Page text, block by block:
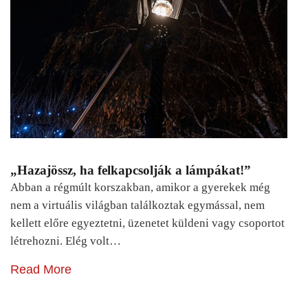
„Hazajössz, ha felkapcsolják a lámpákat!”
Abban a régmúlt korszakban, amikor a gyerekek még
nem a virtuális világban találkoztak egymással, nem
kellett előre egyeztetni, üzenetet küldeni vagy csoportot
létrehozni. Elég volt…
Read More